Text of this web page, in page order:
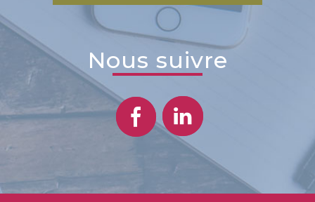
nous suivre